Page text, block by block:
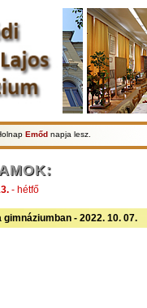
Emőd napja lesz.
- hétfő
gimnáziumban - 2022. 10. 07.